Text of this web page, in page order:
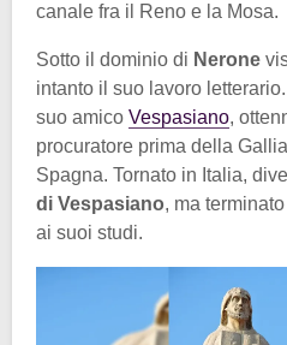
canale fra il Reno e la Mosa.
Sotto il dominio di Nerone
intanto il suo lavoro
suo amico Vespasiano,
procuratore prima della
Spagna. Tornato in Italia,
di Vespasiano, ma
ai suoi studi.